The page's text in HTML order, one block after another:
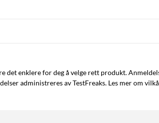
det enklere for deg å velge rett produkt.
administreres av TestFreaks. Les mer om